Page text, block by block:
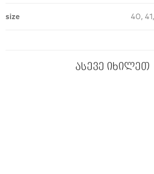
size 40,
ასევე იხილეთ